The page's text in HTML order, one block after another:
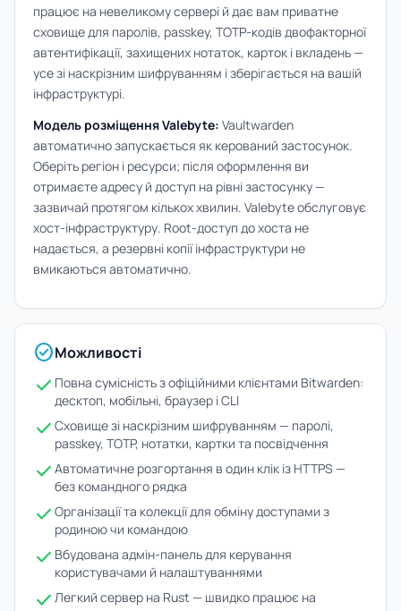
працює на невеликому сервері й дає вам приватне
сховище для паролів, passkey, TOTP-кодів двофакторної
автентифікації, захищених нотаток, карток і вкладень —
усе зі наскрізним шифруванням і зберігається на вашій
інфраструктурі.
Модель розміщення Valebyte: Vaultwarden
автоматично запускається як керований застосунок.
Оберіть регіон і ресурси; після оформлення ви
отримаєте адресу й доступ на рівні застосунку —
зазвичай протягом кількох хвилин. Valebyte обслуговує
хост-інфраструктуру. Root-доступ до хоста не
надається, а резервні копії інфраструктури не
вмикаються автоматично.
check_circleМожливості
check Повна сумісність з офіційними клієнтами Bitwarden:
десктоп, мобільні, браузер і CLI
check Сховище зі наскрізним шифруванням — паролі,
passkey, TOTP, нотатки, картки та посвідчення
check Автоматичне розгортання в один клік із HTTPS —
без командного рядка
check Організації та колекції для обміну доступами з
родиною чи командою
check Вбудована адмін-панель для керування
користувачами й налаштуваннями
check Легкий сервер на Rust — швидко працює на